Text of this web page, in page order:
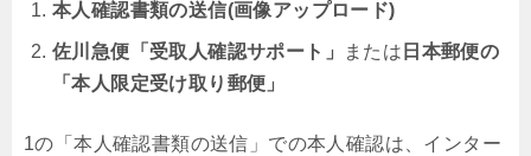
本人確認書類の送信(画像アップロード)
佐川急便「受取人確認サポート」 または 日本郵便の
「本人限定受け取り郵便」
1の「本人確認書類の送信」での本人確認は、インター